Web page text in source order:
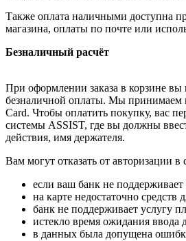
Также оплата наличными доступна
магазина, оплаты по почте или
Безналичный расчёт
При оформлении заказа в корзине вы
безналичной оплаты. Мы принимаем
Card. Чтобы оплатить покупку, вас
системы ASSIST, где вы должны
действия, имя держателя.
Вам могут отказать от авторизации в
если ваш банк не
на карте недостаточно средств
банк не поддерживает услугу
истекло время ожидания ввода
в данных была допущена